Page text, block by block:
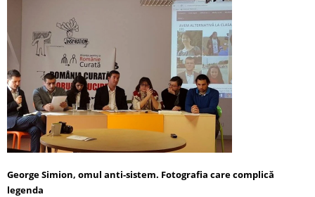
George Simion, omul anti-sistem. Fotografia care complică
legenda